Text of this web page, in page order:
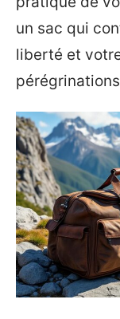
un sac qui
liberté et